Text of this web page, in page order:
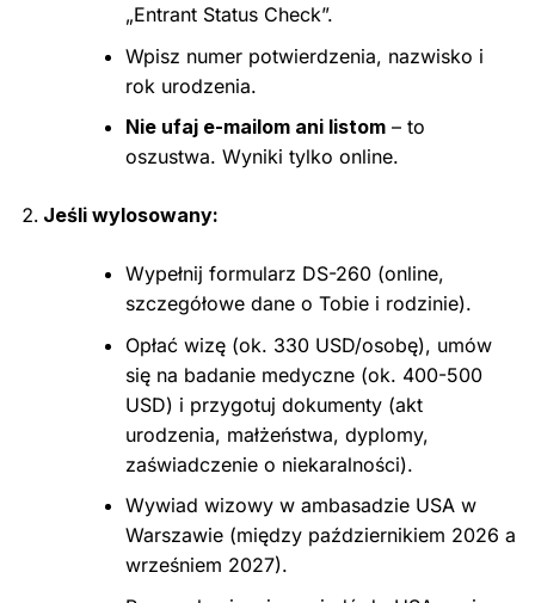
„Entrant Status Check”.
Wpisz numer potwierdzenia, nazwisko i
rok urodzenia.
Nie ufaj e-mailom ani listom– to
oszustwa. Wyniki tylko online.
Jeśli wylosowany:
Wypełnij formularz DS-260 (online,
szczegółowe dane o Tobie i rodzinie).
Opłać wizę (ok. 330 USD/osobę), umów
się na badanie medyczne (ok. 400-500
USD) i przygotuj dokumenty (akt
urodzenia, małżeństwa, dyplomy,
zaświadczenie o niekaralności).
Wywiad wizowy w ambasadzie USA w
Warszawie (między październikiem 2026 a
wrześniem 2027).